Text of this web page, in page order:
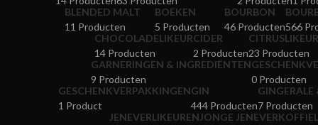
BLENDED MALT
11 Producten
BOEKEN
5 Producten
BOURBON
46 Producten566
CHOCOLADELIKEUR
14 Producten
CIDER
2 Producten
CITRUSLIKEUR
23 Producten
GARNERINGEN & INGREDIËNTEN
9 Producten
0 Producten
GESCHENKVERPAKKINGEN
1 Product
GIN
444 Producten
GINGERALE
7 Producten
JENEVERLIKEURENJONGE JENEVER